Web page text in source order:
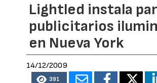
Lightled instala
publicitarios
en Nueva York
14/12/2009
391